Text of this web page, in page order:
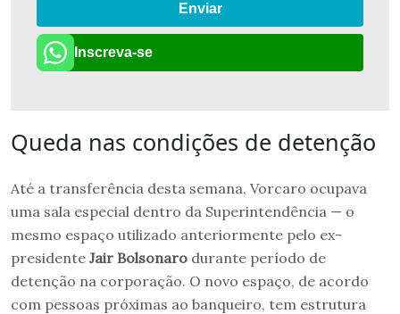
Enviar
Inscreva-se
Queda nas condições de detenção
Até a transferência desta semana, Vorcaro ocupava
uma sala especial dentro da Superintendência — o
mesmo espaço utilizado anteriormente pelo ex-
presidente Jair Bolsonaro durante período de
detenção na corporação. O novo espaço, de acordo
com pessoas próximas ao banqueiro, tem estrutura